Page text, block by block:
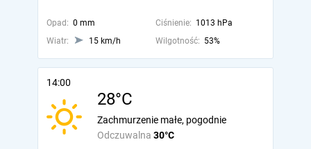
Opad: 0 mm Ciśnienie: 1013 hPa
Wiatr:
15 km/h Wilgotność: 53%
14:00
28°C
Odczuwalna 30°C
Zachmurzenie małe, pogodnie